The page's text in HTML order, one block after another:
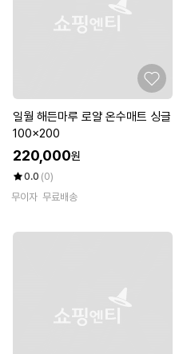
일월 해든마루 로얄 온수매트 싱글
100x200
220,000원
0.0 (0)
무이자 무료배송